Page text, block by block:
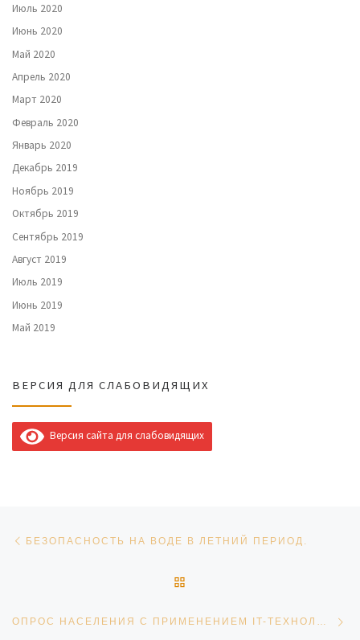
Июль 2020
Июнь 2020
Май 2020
Апрель 2020
Март 2020
Февраль 2020
Январь 2020
Декабрь 2019
Ноябрь 2019
Октябрь 2019
Сентябрь 2019
Август 2019
Июль 2019
Июнь 2019
Май 2019
ВЕРСИЯ ДЛЯ СЛАБОВИДЯЩИХ
Версия сайта для слабовидящих
Навигация по записям
БЕЗОПАСНОСТЬ НА ВОДЕ В ЛЕТНИЙ ПЕРИОД.
ОПРОС НАСЕЛЕНИЯ С ПРИМЕНЕНИЕМ IT-ТЕХНОЛОГИЙ ЗА 2022 ГОД